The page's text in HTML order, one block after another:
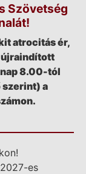
Szövetség
atrocitás ér,
újraindított
8.00-tól
szerint) a
es